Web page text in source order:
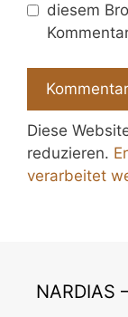
diesem
Diese
reduzieren.
verarbeitet
NARDIAS